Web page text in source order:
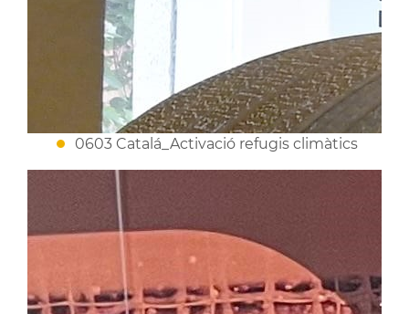
0603 Catalá_Activació refugis climàtics